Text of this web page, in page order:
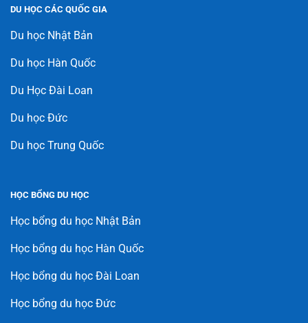
DU HỌC CÁC QUỐC GIA
Du học Nhật Bản
Du học Hàn Quốc
Du Học Đài Loan
Du học Đức
Du học Trung Quốc
HỌC BỔNG DU HỌC
Học bổng du học Nhật Bản
Học bổng du học Hàn Quốc
Học bổng du học Đài Loan
Học bổng du học Đức